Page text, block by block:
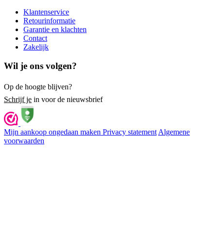
Klantenservice
Retourinformatie
Garantie en klachten
Contact
Zakelijk
Wil je ons volgen?
Op de hoogte blijven?
Schrijf je in voor de nieuwsbrief
Mijn aankoop ongedaan maken Privacy statement Algemene
voorwaarden